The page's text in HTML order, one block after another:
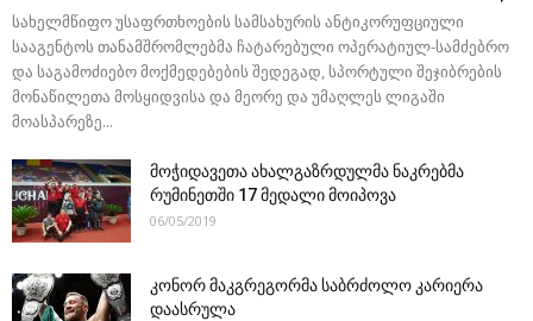
სახელმწიფო უსაფრთხოების სამსახურის ანტიკორუფციული
სააგენტოს თანამშრომლებმა ჩატარებული ოპერატიულ-სამძებრო
და საგამოძიებო მოქმედებების შედეგად, სპორტული შეჯიბრების
მონაწილეთა მოსყიდვისა და მეორე და უმაღლეს ლიგაში
მოასპარეზე...
მოჭიდავეთა ახალგაზრდულმა ნაკრებმა
რუმინეთში 17 მედალი მოიპოვა
06/05/2019
კონორ მაკგრეგორმა საბრძოლო კარიერა
დაასრულა